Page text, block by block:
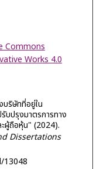
Commons
Works 4.0
ริษัทที่อยู่ใน
บปรุงมาตรการทาง
ะผู้ถือหุ้น" (2024).
Dissertations
13048